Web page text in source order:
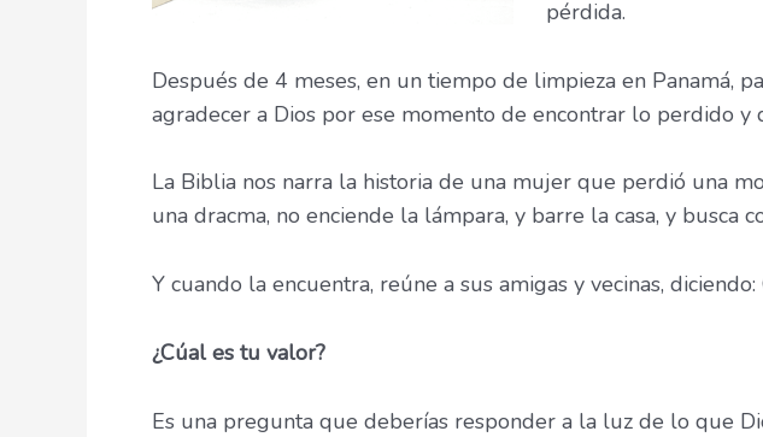
pérdida.
Después de 4 meses, en un tiempo de limpieza en Panamá,
agradecer a Dios por ese momento de encontrar lo perdido y
La Biblia nos narra la historia de una mujer que perdió una
una dracma, no enciende la lámpara, y barre la casa, y busca
Y cuando la encuentra, reúne a sus amigas y vecinas,
¿Cúal es tu valor?
Es una pregunta que deberías responder a la luz de lo que